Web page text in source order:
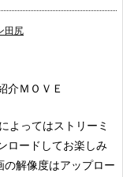
田尻
介ＭＯＶＥ
よってはストリーミ
ロードしてお楽しみ
解像度はアップロー